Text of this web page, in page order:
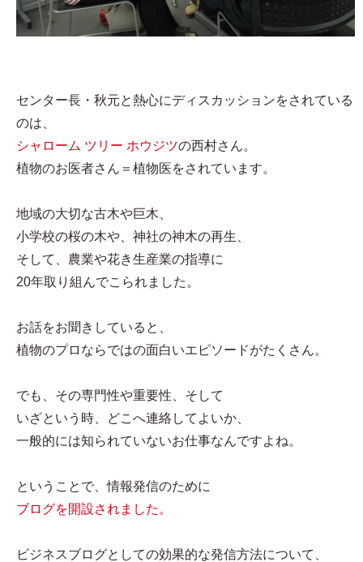
センター長・秋元と熱心にディスカッションをされている
のは、
シャローム ツリー ホウジツの西村さん。
植物のお医者さん＝植物医をされています。
地域の大切な古木や巨木、
小学校の桜の木や、神社の神木の再生、
そして、農業や花き生産業の指導に
20年取り組んでこられました。
お話をお聞きしていると、
植物のプロならではの面白いエピソードがたくさん。
でも、その専門性や重要性、そして
いざという時、どこへ連絡してよいか、
一般的には知られていないお仕事なんですよね。
ということで、情報発信のために
ブログを開設されました。
ビジネスブログとしての効果的な発信方法について、